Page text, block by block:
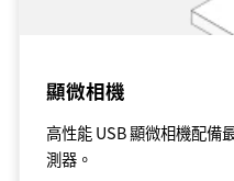
顯微相機
高性能 USB 顯微相機配備
測器。